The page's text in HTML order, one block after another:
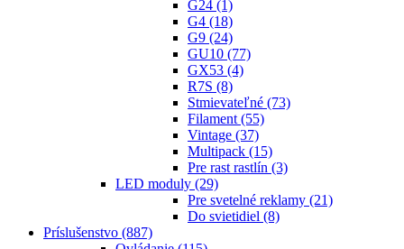
G24 (1)
G4 (18)
G9 (24)
GU10 (77)
GX53 (4)
R7S (8)
Stmievateľné (73)
Filament (55)
Vintage (37)
Multipack (15)
Pre rast rastlín (3)
LED moduly (29)
Pre svetelné reklamy (21)
Do svietidiel (8)
Príslušenstvo (887)